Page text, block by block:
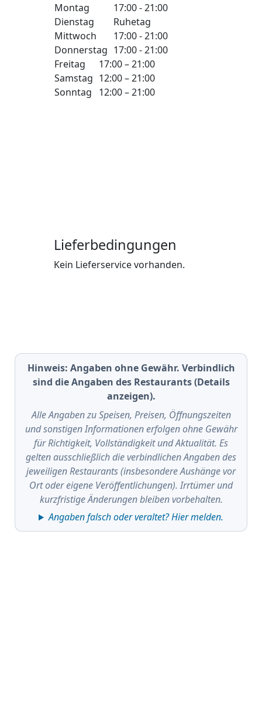
Montag
17:00 - 21:00
Dienstag
Ruhetag
Mittwoch
17:00 - 21:00
Donnerstag 17:00 - 21:00
Freitag
17:00 – 21:00
Samstag 12:00 – 21:00
Sonntag
12:00 – 21:00
Lieferbedingungen
Kein Lieferservice vorhanden.
Hinweis: Angaben ohne Gewähr. Verbindlich
sind die Angaben des Restaurants (Details
anzeigen).
Alle Angaben zu Speisen, Preisen, Öffnungszeiten
und sonstigen Informationen erfolgen ohne Gewähr
für Richtigkeit, Vollständigkeit und Aktualität. Es
gelten ausschließlich die verbindlichen Angaben des
jeweiligen Restaurants (insbesondere Aushänge vor
Ort oder eigene Veröffentlichungen). Irrtümer und
kurzfristige Änderungen bleiben vorbehalten.
Angaben falsch oder veraltet? Hier melden.